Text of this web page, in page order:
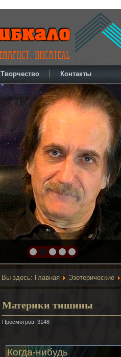
Творчество Контакты
Вы здесь: Главная Эзотерические
Материки тишины
Просмотров: 3148
Когда-нибудь